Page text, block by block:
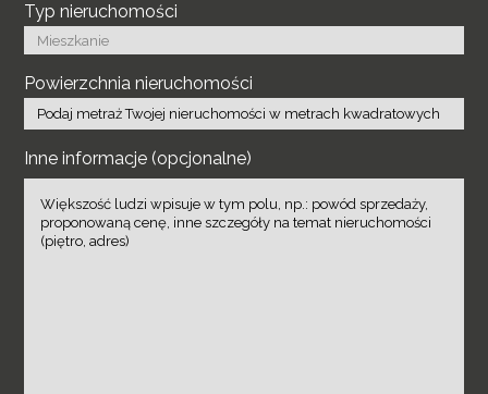
Typ nieruchomości
Powierzchnia nieruchomości
Inne informacje (opcjonalne)